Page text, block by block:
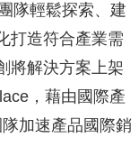
隊輕鬆探索、建
打造符合產業需
將解決方案上架
，藉由國際產
加速產品國際銷